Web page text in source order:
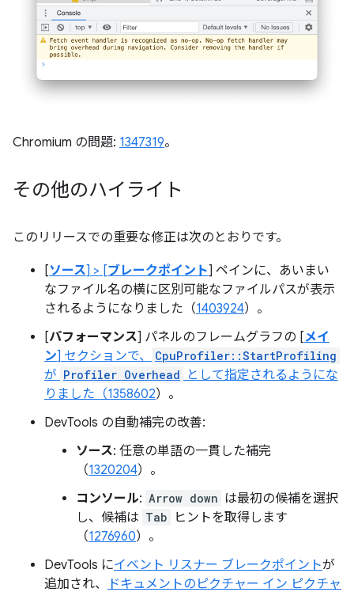
Chromium の問題: 1347319。
その他のハイライト
このリリースでの重要な修正は次のとおりです。
[ソース] > [ブレークポイント] ペインに、あいまい
なファイル名の横に区別可能なファイルパスが表示
されるようになりました（1403924）。
[パフォーマンス] パネルのフレームグラフの [メイ
ン] セクションで、 CpuProfiler::StartProfiling
が Profiler Overhead
として指定されるようにな
りました（1358602）。
DevTools の自動補完の改善:
ソース: 任意の単語の一貫した補完
（1320204）。
コンソール: Arrow down は最初の候補を選択
し、候補は Tab
ヒントを取得します
（1276960）。
DevTools にイベント リスナー ブレークポイントが
追加され、
ドキュメントのピクチャー イン ピクチャ